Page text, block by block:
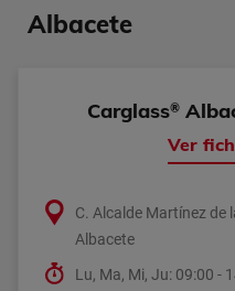
Albacete
Carglass®
Ver
C. Alcalde Martínez de
Albacete
Lu, Ma, Mi, Ju: 09:00 -